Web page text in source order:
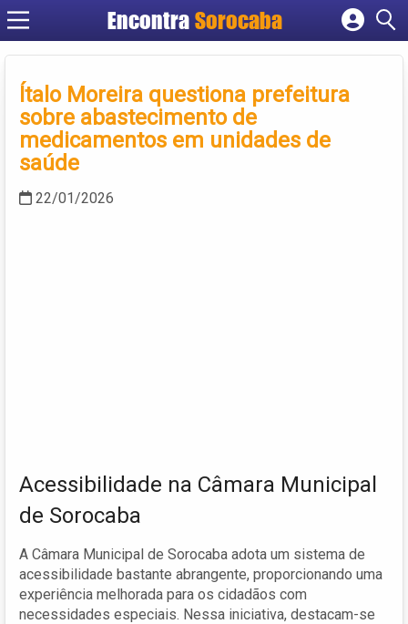
EncontraSorocaba
Cadastrar empresa
Criar conta
Ítalo Moreira questiona prefeitura
sobre abastecimento de
medicamentos em unidades de
saúde
22/01/2026
Acessibilidade na Câmara Municipal
de Sorocaba
A Câmara Municipal de Sorocaba adota um sistema de
acessibilidade bastante abrangente, proporcionando uma
experiência melhorada para os cidadãos com
necessidades especiais. Nessa iniciativa, destacam-se